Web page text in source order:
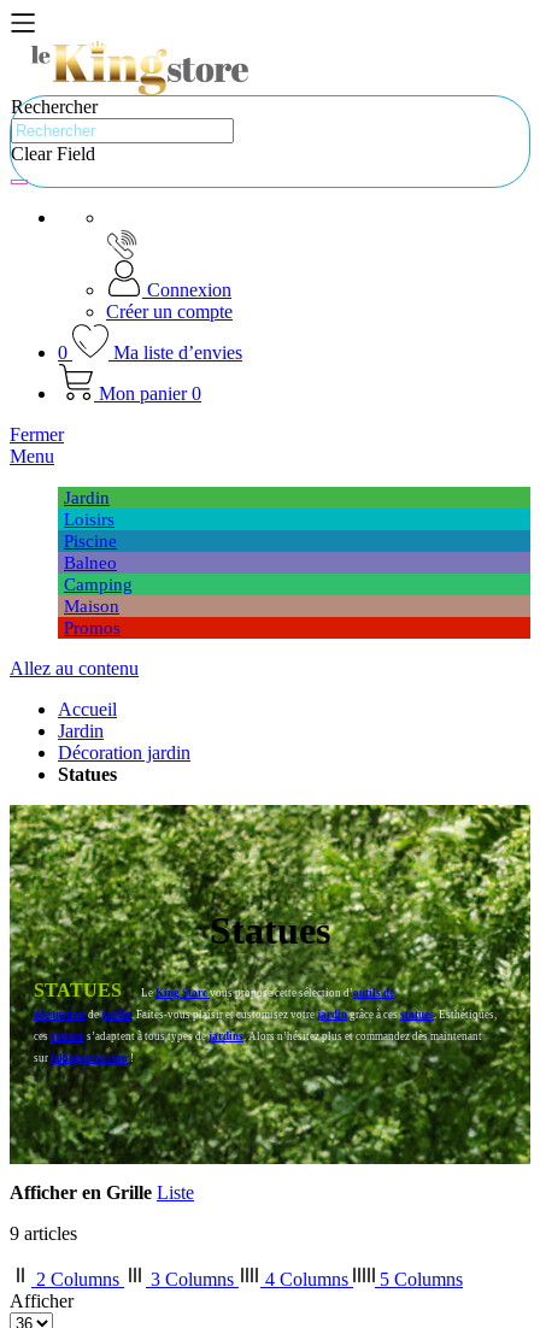
Rechercher
Clear Field
Connexion
Créer un compte
0
Ma liste d’envies
Mon panier 0
Fermer
Menu
Jardin
Loisirs
Piscine
Balneo
Camping
Maison
Promos
Allez au contenu
Accueil
Jardin
Décoration jardin
Statues
Statues
STATUES LeKing Store vous propose cette sélection d’outils de
décoration dejardin . Faites-vous plaisir et customisez votrejardingrâce à cesstatues. Esthétiques,
ces statues s’adaptent à tous types dejardins. Alors n’hésitez plus et commandez dès maintenant
sur lekingstore.com !
Afficher en Grille Liste
9 articles
2 Columns 3 Columns 4 Columns
5 Columns
Afficher